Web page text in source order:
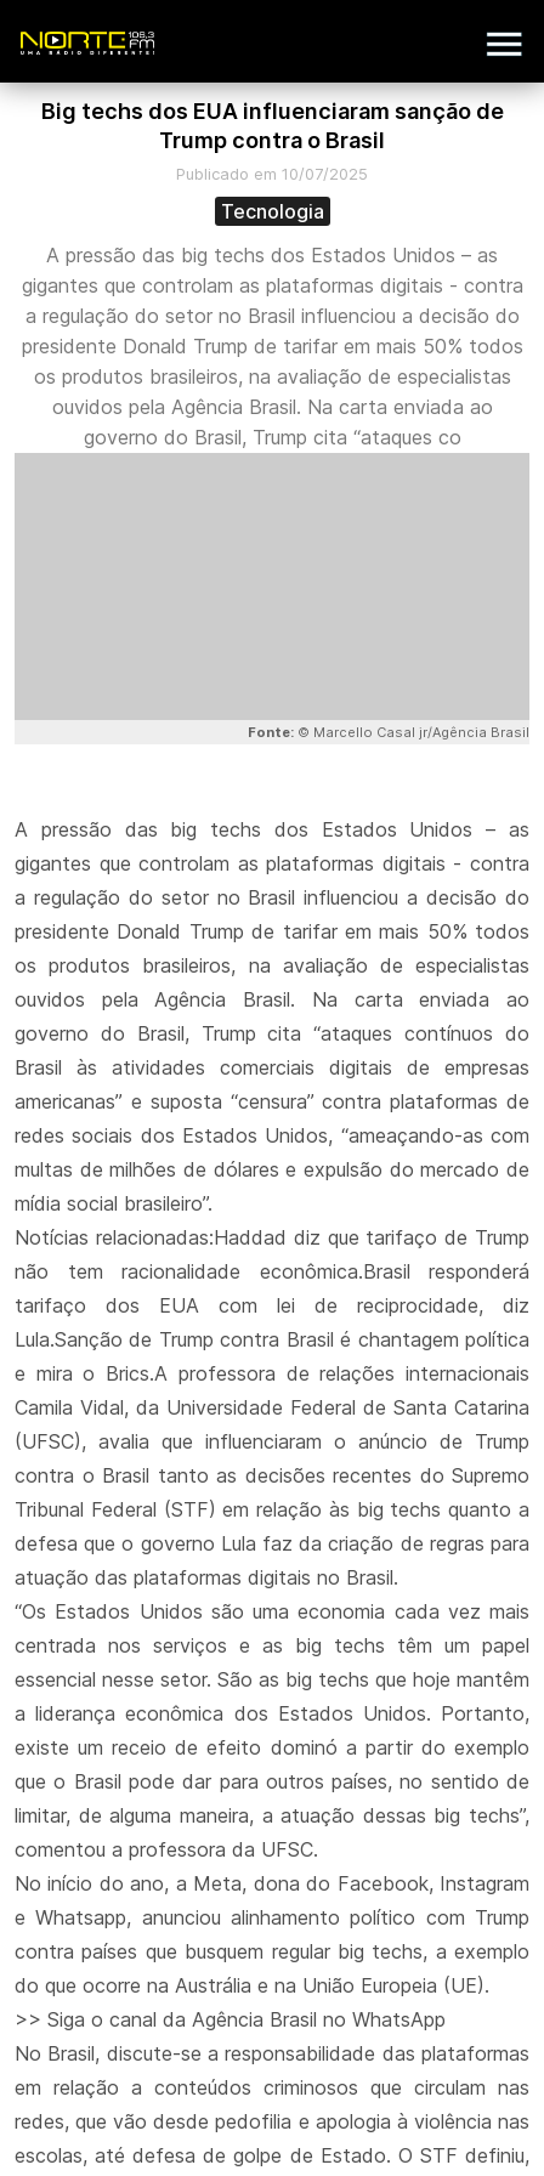
Big techs dos EUA influenciaram sanção de
Trump contra o Brasil
Publicado em 10/07/2025
Tecnologia
A pressão das big techs dos Estados Unidos – as
gigantes que controlam as plataformas digitais - contra
a regulação do setor no Brasil influenciou a decisão do
presidente Donald Trump de tarifar em mais 50% todos
os produtos brasileiros, na avaliação de especialistas
ouvidos pela Agência Brasil. Na carta enviada ao
governo do Brasil, Trump cita “ataques co
Fonte: © Marcello Casal jr/Agência Brasil
A pressão das big techs dos Estados Unidos – as
gigantes que controlam as plataformas digitais - contra
a regulação do setor no Brasil influenciou a decisão do
presidente Donald Trump de tarifar em mais 50% todos
os produtos brasileiros, na avaliação de especialistas
ouvidos pela Agência Brasil. Na carta enviada ao
governo do Brasil, Trump cita “ataques contínuos do
Brasil às atividades comerciais digitais de empresas
americanas” e suposta “censura” contra plataformas de
redes sociais dos Estados Unidos, “ameaçando-as com
multas de milhões de dólares e expulsão do mercado de
mídia social brasileiro”.
Notícias relacionadas:Haddad diz que tarifaço de Trump
não tem racionalidade econômica.Brasil responderá
tarifaço dos EUA com lei de reciprocidade, diz
Lula.Sanção de Trump contra Brasil é chantagem política
e mira o Brics.A professora de relações internacionais
Camila Vidal, da Universidade Federal de Santa Catarina
(UFSC), avalia que influenciaram o anúncio de Trump
contra o Brasil tanto as decisões recentes do Supremo
Tribunal Federal (STF) em relação às big techs quanto a
defesa que o governo Lula faz da criação de regras para
atuação das plataformas digitais no Brasil.
“Os Estados Unidos são uma economia cada vez mais
centrada nos serviços e as big techs têm um papel
essencial nesse setor. São as big techs que hoje mantêm
a liderança econômica dos Estados Unidos. Portanto,
existe um receio de efeito dominó a partir do exemplo
que o Brasil pode dar para outros países, no sentido de
limitar, de alguma maneira, a atuação dessas big techs”,
comentou a professora da UFSC.
No início do ano, a Meta, dona do Facebook, Instagram
e Whatsapp, anunciou alinhamento político com Trump
contra países que busquem regular big techs, a exemplo
do que ocorre na Austrália e na União Europeia (UE).
>> Siga o canal da Agência Brasil no WhatsApp
No Brasil, discute-se a responsabilidade das plataformas
em relação a conteúdos criminosos que circulam nas
redes, que vão desde pedofilia e apologia à violência nas
escolas, até defesa de golpe de Estado. O STF definiu,